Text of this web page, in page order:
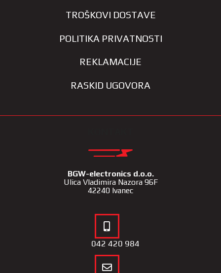
TROŠKOVI DOSTAVE
POLITIKA PRIVATNOSTI
REKLAMACIJE
RASKID UGOVORA
BGW-electronics d.o.o.
Ulica Vladimira Nazora 96F
42240 Ivanec
042 420 984